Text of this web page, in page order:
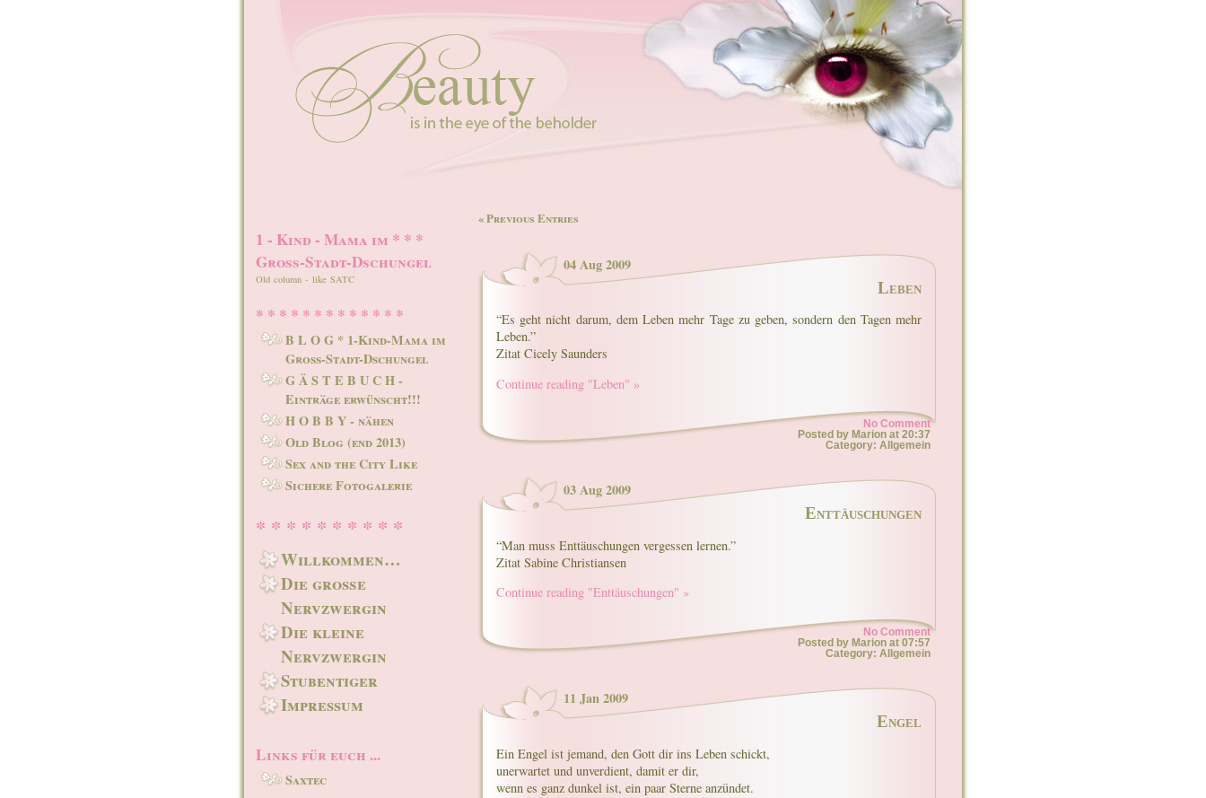
« Previous Entries
04 Aug 2009
Leben
“Es geht nicht darum, dem Leben mehr Tage zu geben, sondern den Tagen mehr
Leben.”
Zitat Cicely Saunders
Continue reading "Leben" »
No Comment
Posted by Marion at 20:37
Category: Allgemein
03 Aug 2009
Enttäuschungen
“Man muss Enttäuschungen vergessen lernen.”
Zitat Sabine Christiansen
Continue reading "Enttäuschungen" »
No Comment
Posted by Marion at 07:57
Category: Allgemein
11 Jan 2009
Engel
Ein Engel ist jemand, den Gott dir ins Leben schickt,
unerwartet und unverdient, damit er dir,
wenn es ganz dunkel ist, ein paar Sterne anzündet.
1 - Kind - Mama im * * *
Gross-Stadt-Dschungel
Old column - like SATC
* * * * * * * * * * * * *
B L O G * 1-Kind-Mama im
Gross-Stadt-Dschungel
G Ä S T E B U C H -
Einträge erwünscht!!!
H O B B Y - nähen
Old Blog (end 2013)
Sex and the City Like
Sichere Fotogalerie
* * * * * * * * * *
Willkommen…
Die große
Nervzwergin
Die kleine
Nervzwergin
Stubentiger
Impressum
Links für euch ...
Saxtec